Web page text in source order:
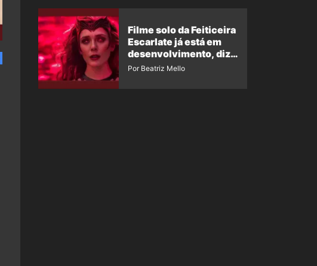
Filme solo da Feiticeira
Escarlate já está em
desenvolvimento, diz
insider
Por Beatriz Mello